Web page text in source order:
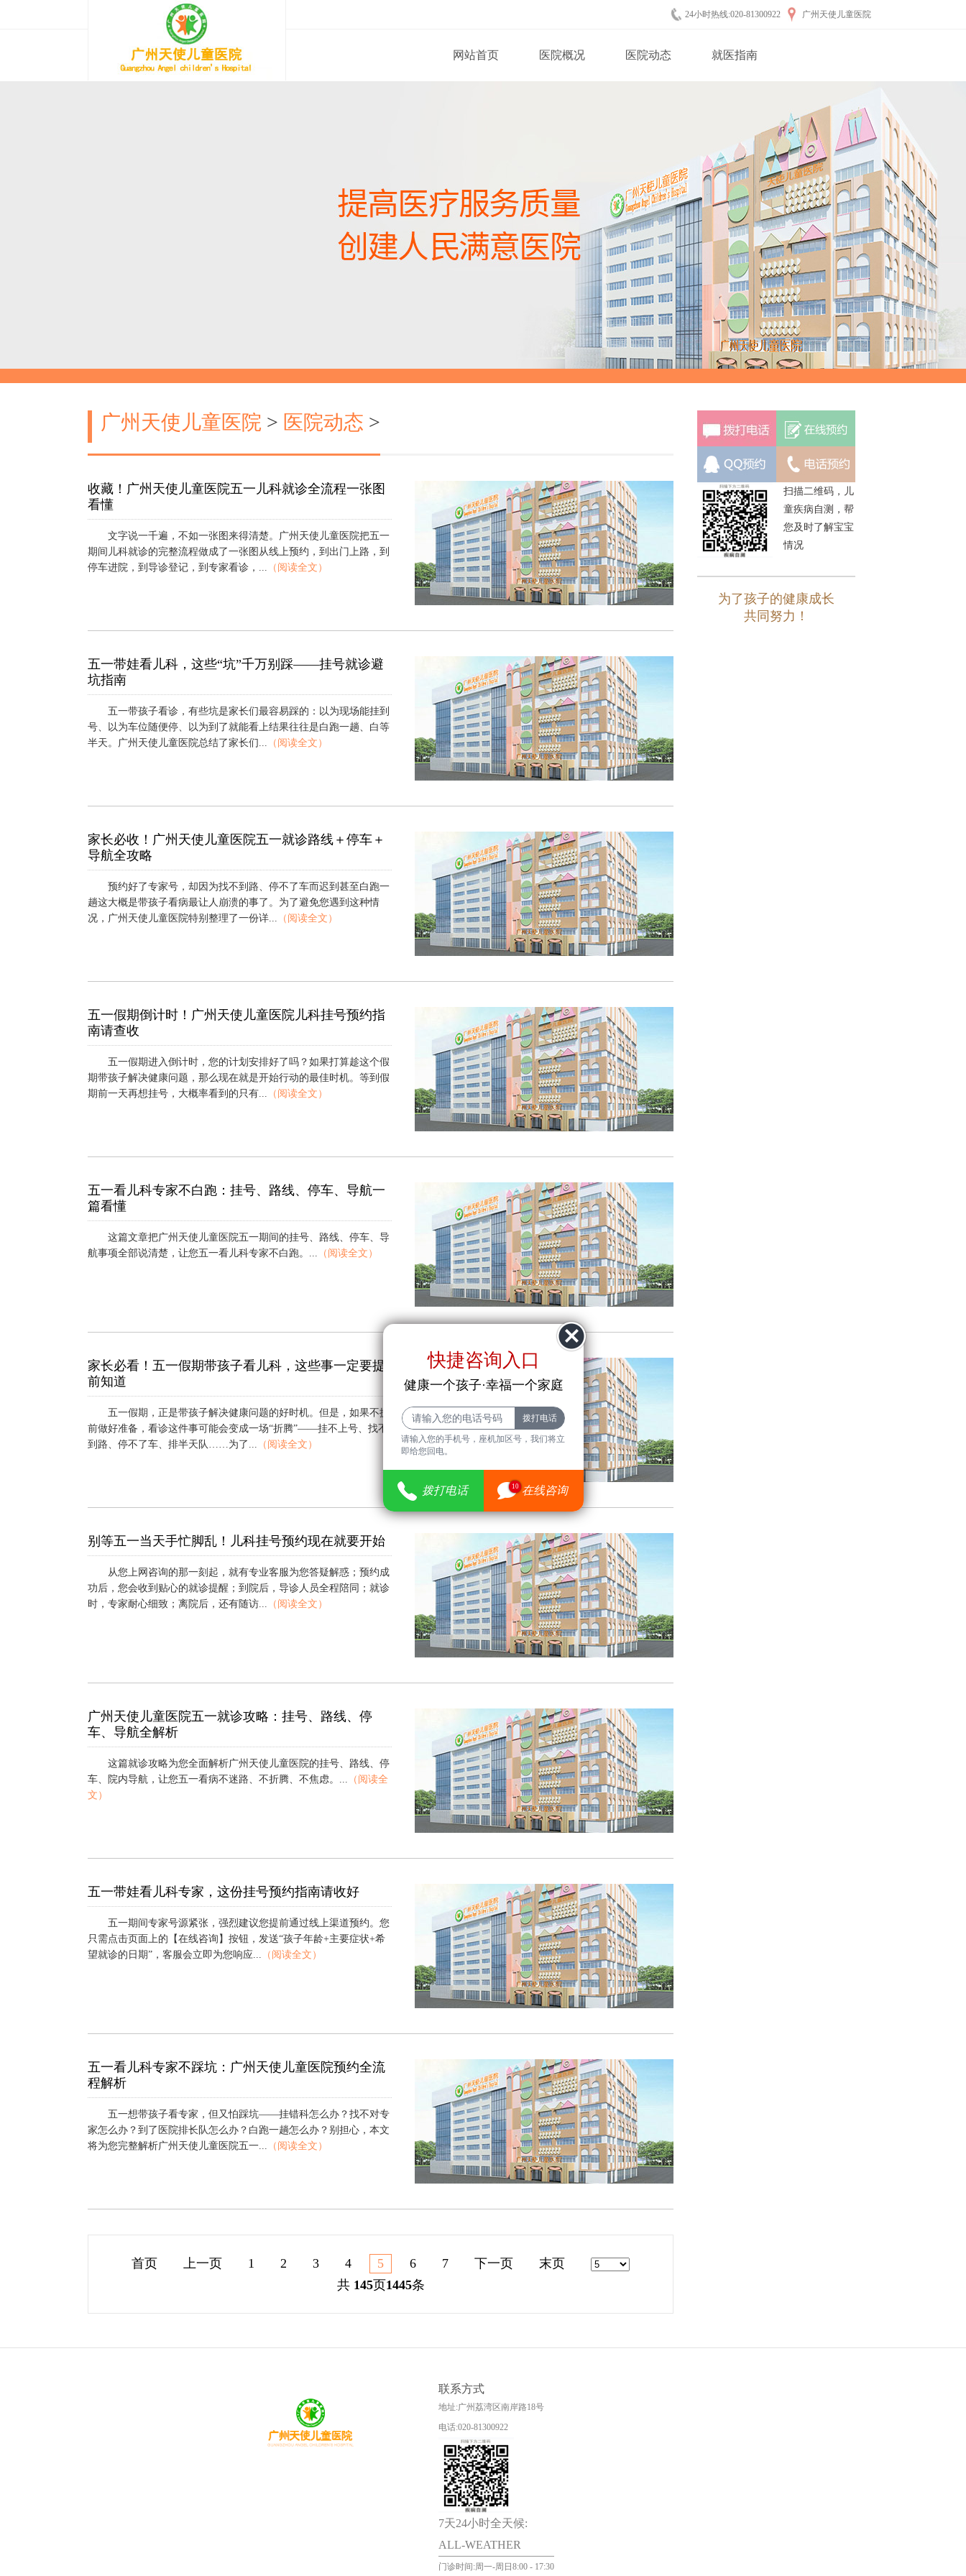
广州天使儿童医院
24小时热线:020-81300922
网站首页 医院概况 医院动态 就医指南
广州天使儿童医院 > 医院动态 >
收藏！广州天使儿童医院五一儿科就诊全流程一张图
看懂
文字说一千遍，不如一张图来得清楚。广州天使儿童医院把五一
期间儿科就诊的完整流程做成了一张图从线上预约，到出门上路，到
停车进院，到导诊登记，到专家看诊，... （阅读全文）
五一带娃看儿科，这些“坑”千万别踩——挂号就诊避
坑指南
五一带孩子看诊，有些坑是家长们最容易踩的：以为现场能挂到
号、以为车位随便停、以为到了就能看上结果往往是白跑一趟、白等
半天。广州天使儿童医院总结了家长们... （阅读全文）
家长必收！广州天使儿童医院五一就诊路线＋停车＋
导航全攻略
预约好了专家号，却因为找不到路、停不了车而迟到甚至白跑一
趟这大概是带孩子看病最让人崩溃的事了。为了避免您遇到这种情
况，广州天使儿童医院特别整理了一份详... （阅读全文）
五一假期倒计时！广州天使儿童医院儿科挂号预约指
南请查收
五一假期进入倒计时，您的计划安排好了吗？如果打算趁这个假
期带孩子解决健康问题，那么现在就是开始行动的最佳时机。等到假
期前一天再想挂号，大概率看到的只有... （阅读全文）
五一看儿科专家不白跑：挂号、路线、停车、导航一
篇看懂
这篇文章把广州天使儿童医院五一期间的挂号、路线、停车、导
航事项全部说清楚，让您五一看儿科专家不白跑。... （阅读全文）
家长必看！五一假期带孩子看儿科，这些事一定要提
前知道
五一假期，正是带孩子解决健康问题的好时机。但是，如果不提
前做好准备，看诊这件事可能会变成一场“折腾”——挂不上号、找不
到路、停不了车、排半天队……为了... （阅读全文）
别等五一当天手忙脚乱！儿科挂号预约现在就要开始
从您上网咨询的那一刻起，就有专业客服为您答疑解惑；预约成
功后，您会收到贴心的就诊提醒；到院后，导诊人员全程陪同；就诊
时，专家耐心细致；离院后，还有随访... （阅读全文）
广州天使儿童医院五一就诊攻略：挂号、路线、停
车、导航全解析
这篇就诊攻略为您全面解析广州天使儿童医院的挂号、路线、停
车、院内导航，让您五一看病不迷路、不折腾、不焦虑。... （阅读全
文）
五一带娃看儿科专家，这份挂号预约指南请收好
五一期间专家号源紧张，强烈建议您提前通过线上渠道预约。您
只需点击页面上的【在线咨询】按钮，发送“孩子年龄+主要症状+希
望就诊的日期”，客服会立即为您响应... （阅读全文）
五一看儿科专家不踩坑：广州天使儿童医院预约全流
程解析
五一想带孩子看专家，但又怕踩坑——挂错科怎么办？找不对专
家怎么办？到了医院排长队怎么办？白跑一趟怎么办？别担心，本文
将为您完整解析广州天使儿童医院五一... （阅读全文）
首页 上一页 1 2 3 4 5 6 7 下一页
末页
共 145页1445条
扫描二维码，儿
童疾病自测，帮
您及时了解宝宝
情况
为了孩子的健康成长
共同努力！
联系方式
地址:广州荔湾区南岸路18号
电话:020-81300922
7天24小时全天候:
ALL-WEATHER
门诊时间:周一-周日8:00 - 17:30
快捷咨询入口
健康一个孩子·幸福一个家庭
请输入您的手机号，座机加区号，我们将立
即给您回电。
拨打电话 10 在线咨询